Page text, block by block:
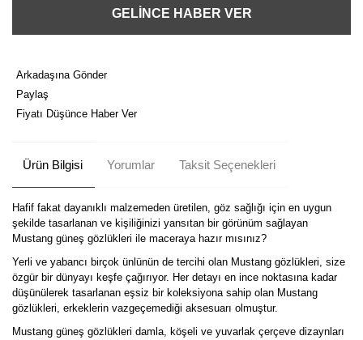
GELİNCE HABER VER
Arkadaşına Gönder
Paylaş
Fiyatı Düşünce Haber Ver
Ürün Bilgisi Yorumlar Taksit Seçenekleri
Hafif fakat dayanıklı malzemeden üretilen, göz sağlığı için en uygun
şekilde tasarlanan ve kişiliğinizi yansıtan bir görünüm sağlayan
Mustang güneş gözlükleri ile maceraya hazır mısınız?
Yerli ve yabancı birçok ünlünün de tercihi olan Mustang gözlükleri, size
özgür bir dünyayı keşfe çağırıyor. Her detayı en ince noktasına kadar
düşünülerek tasarlanan eşsiz bir koleksiyona sahip olan Mustang
gözlükleri, erkeklerin vazgeçemediği aksesuarı olmuştur.
Mustang güneş gözlükleri damla, köşeli ve yuvarlak çerçeve dizaynları